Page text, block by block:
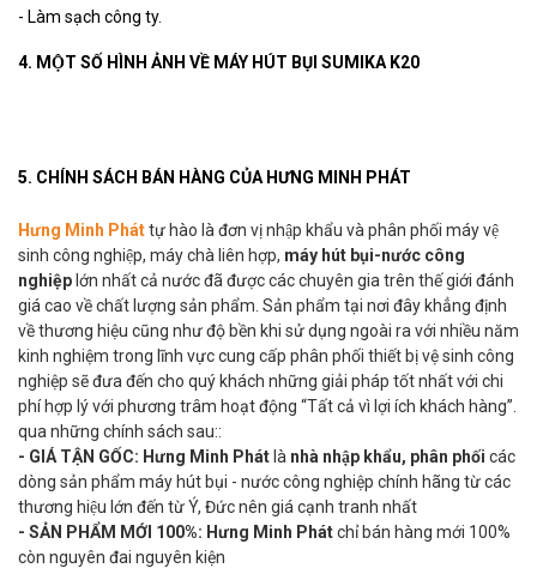
- Làm sạch công ty.
4. MỘT SỐ HÌNH ẢNH VỀ MÁY HÚT BỤI SUMIKA K20
5. CHÍNH SÁCH BÁN HÀNG CỦA HƯNG MINH PHÁT
Hưng Minh Pháttự hào là đơn vị nhập khẩu và phân phối máy vệ
sinh công nghiệp, máy chà liên hợp, máy hút bụi-nước công
nghiệp lớn nhất cả nước đã được các chuyên gia trên thế giới đánh
giá cao về chất lượng sản phẩm. Sản phẩm tại nơi đây khẳng định
về thương hiệu cũng như độ bền khi sử dụng ngoài ra với nhiều năm
kinh nghiệm trong lĩnh vực cung cấp phân phối thiết bị vệ sinh công
nghiệp sẽ đưa đến cho quý khách những giải pháp tốt nhất với chi
phí hợp lý với phương trâm hoạt động “Tất cả vì lợi ích khách hàng”.
qua những chính sách sau::
- GIÁ TẬN GỐC: Hưng Minh Phát là nhà nhập khẩu, phân phối các
dòng sản phẩm máy hút bụi - nước công nghiệp chính hãng từ các
thương hiệu lớn đến từ Ý, Đức nên giá cạnh tranh nhất
- SẢN PHẨM MỚI 100%: Hưng Minh Phátchỉ bán hàng mới 100%
còn nguyên đai nguyên kiện